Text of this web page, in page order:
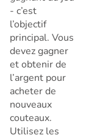
- c’est
l’objectif
principal. Vous
devez gagner
et obtenir de
l’argent pour
acheter de
nouveaux
couteaux.
Utilisez les